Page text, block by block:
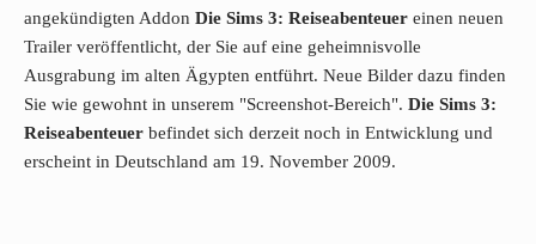
angekündigten Addon Die Sims 3: Reiseabenteuer einen neuen
Trailer veröffentlicht, der Sie auf eine geheimnisvolle
Ausgrabung im alten Ägypten entführt. Neue Bilder dazu finden
Sie wie gewohnt in unserem "Screenshot-Bereich". Die Sims 3:
Reiseabenteuer befindet sich derzeit noch in Entwicklung und
erscheint in Deutschland am 19. November 2009.